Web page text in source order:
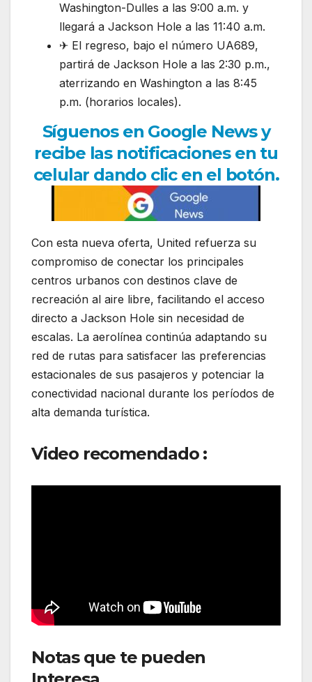
Washington-Dulles a las 9:00 a.m. y
llegará a Jackson Hole a las 11:40 a.m.
✈ El regreso, bajo el número UA689,
partirá de Jackson Hole a las 2:30 p.m.,
aterrizando en Washington a las 8:45
p.m. (horarios locales).
Síguenos en Google News y
recibe las notificaciones en tu
celular dando clic en el botón.
Con esta nueva oferta, United refuerza su
compromiso de conectar los principales
centros urbanos con destinos clave de
recreación al aire libre, facilitando el acceso
directo a Jackson Hole sin necesidad de
escalas. La aerolínea continúa adaptando su
red de rutas para satisfacer las preferencias
estacionales de sus pasajeros y potenciar la
conectividad nacional durante los períodos de
alta demanda turística.
Video recomendado :
Notas que te pueden